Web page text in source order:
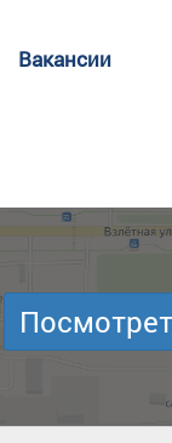
Вакансии